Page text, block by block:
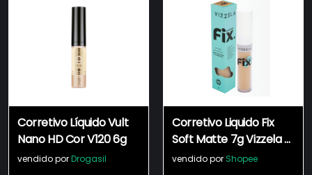
Corretivo Líquido Vult
Nano HD Cor V120 6g
vendido porDrogasil
Corretivo Liquido Fix
Soft Matte 7g Vizzela -
Todas as Cores
vendido por Shopee